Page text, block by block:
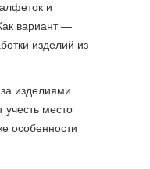
и
вариант —
изделий из
изделиями
учесть место
особенности